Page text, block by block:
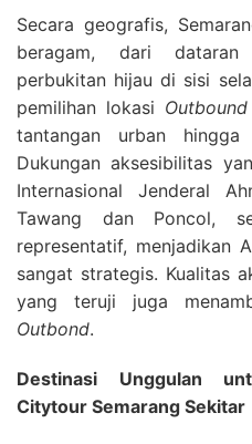
Secara geografis,
beragam, dari
perbukitan hijau di sisi
pemilihan lokasi Outbound
tantangan urban
Dukungan aksesibilitas
Internasional Jenderal
Tawang dan Poncol,
representatif, menjadikan
sangat strategis. Kualitas
yang teruji juga
Outbond.
Destinasi Unggulan
Citytour Semarang Sekitar